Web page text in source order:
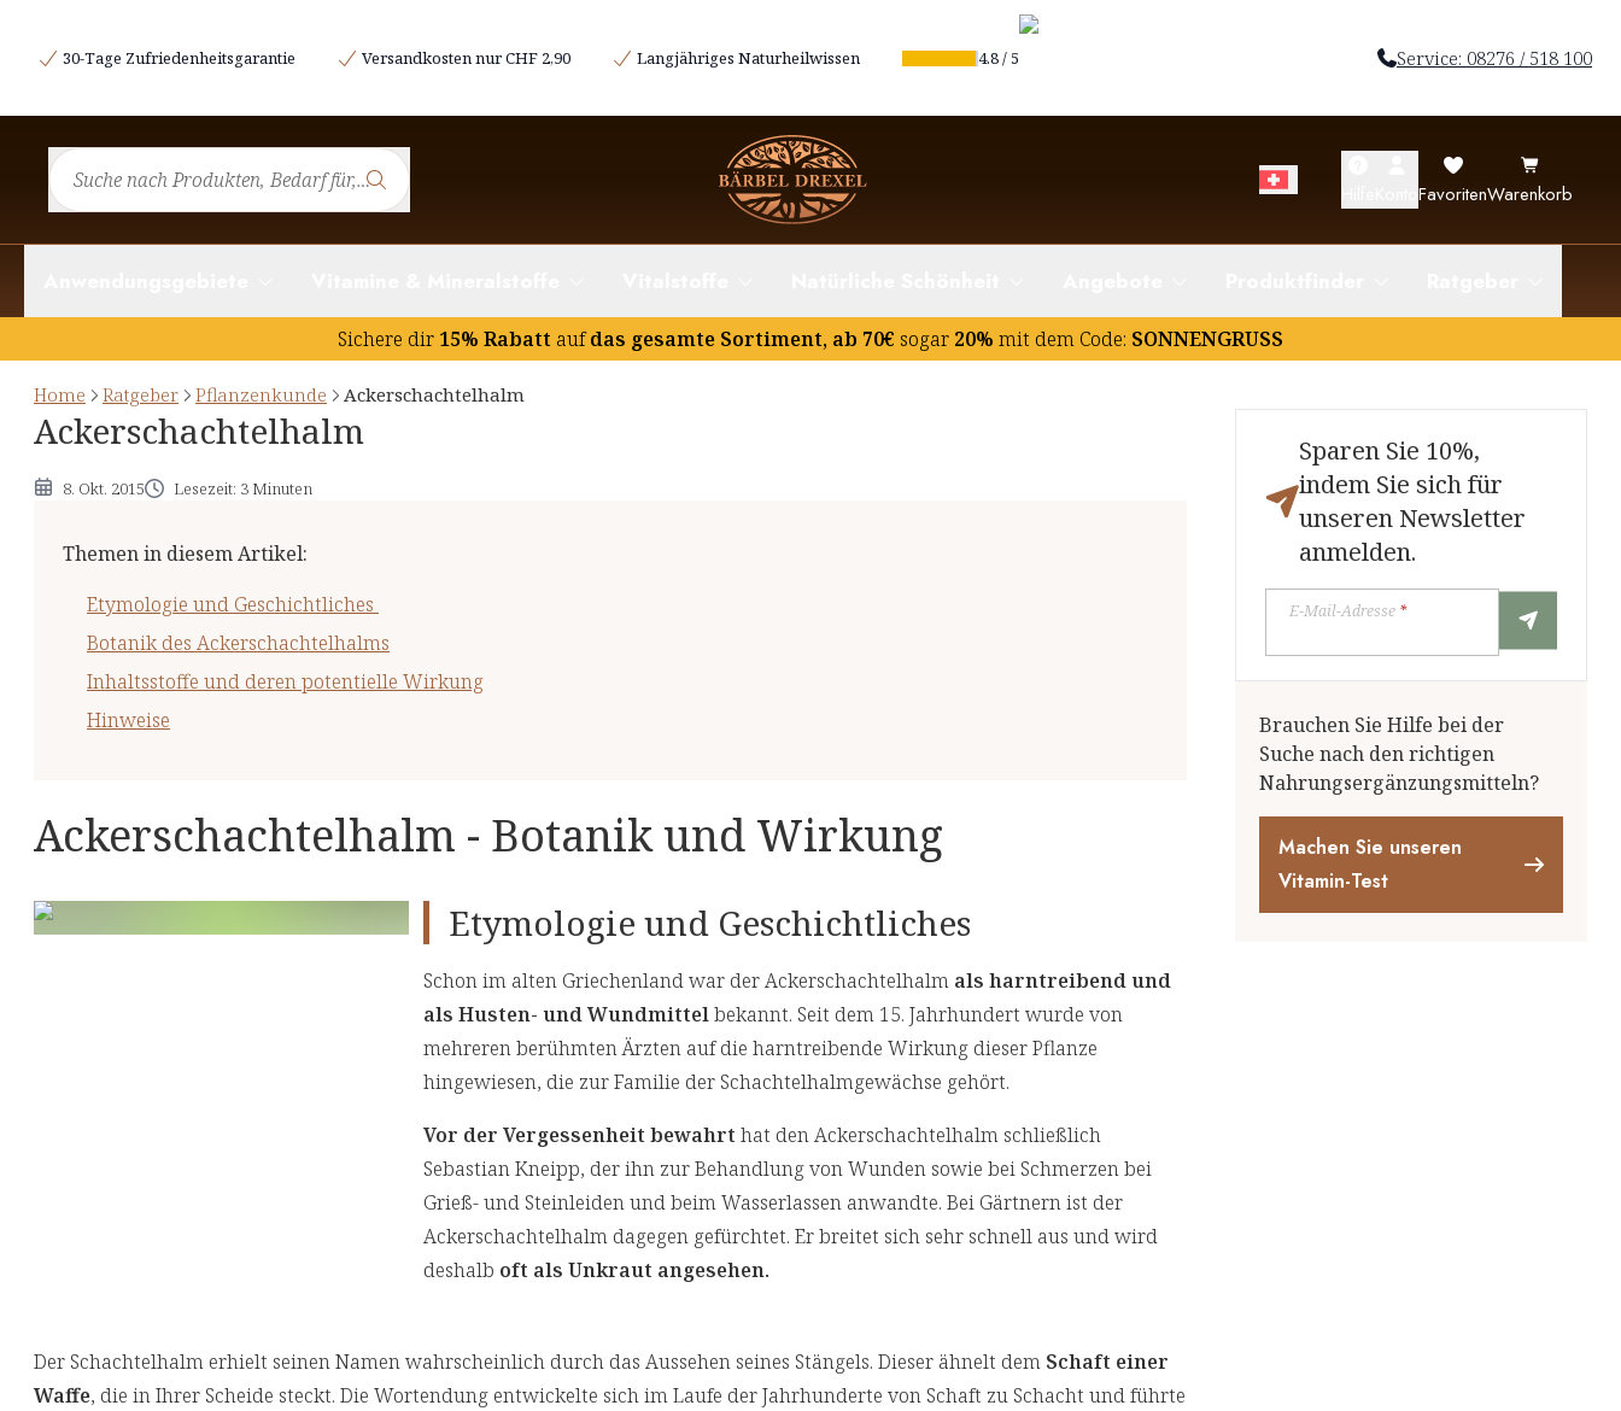
30-Tage Zufriedenheitsgarantie Versandkosten nur CHF 2,90 Langjähriges Naturheilwissen 4.8/5 Service: 08276 / 518 100
FavoritenWarenkorb
Sichere dir 15% Rabatt aufdas gesamte Sortiment, ab 70€ sogar 20% mit dem Code: SONNENGRUSS
Home Ratgeber Pflanzenkunde Ackerschachtelhalm
Ackerschachtelhalm
8. Okt. 2015 Lesezeit: 3 Minuten
Themen in diesem Artikel:
Etymologie und Geschichtliches
Botanik des Ackerschachtelhalms
Inhaltsstoffe und deren potentielle Wirkung
Hinweise
Etymologie und Geschichtliches
Hinweise
Ackerschachtelhalm - Botanik und Wirkung
Etymologie und Geschichtliches
Schon im alten Griechenland war der Ackerschachtelhalm als harntreibend und
als Husten- und Wundmittelbekannt. Seit dem 15. Jahrhundert wurde von
mehreren berühmten Ärzten auf die harntreibende Wirkung dieser Pflanze
hingewiesen, die zur Familie der Schachtelhalmgewächse gehört.
Vor der Vergessenheit bewahrt hat den Ackerschachtelhalm schließlich
Sebastian Kneipp, der ihn zur Behandlung von Wunden sowie bei Schmerzen bei
Grieß- und Steinleiden und beim Wasserlassen anwandte. Bei Gärtnern ist der
Ackerschachtelhalm dagegen gefürchtet. Er breitet sich sehr schnell aus und wird
deshalb oft als Unkraut angesehen.
Der Schachtelhalm erhielt seinen Namen wahrscheinlich durch das Aussehen seines Stängels. Dieser ähnelt dem Schaft einer
Waffe, die in Ihrer Scheide steckt. Die Wortendung entwickelte sich im Laufe der Jahrhunderte von Schaft zu Schacht und führte
Sparen Sie 10%,
indem Sie sich für
unseren Newsletter
anmelden.
E-Mail-Adresse*
Brauchen Sie Hilfe bei der
Suche nach den richtigen
Nahrungsergänzungsmitteln?
Machen Sie unseren
Vitamin-Test